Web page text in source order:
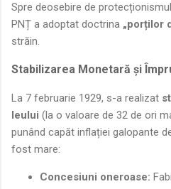
Spre deosebire de
PNȚ a adoptat doctrina „porților
străin.
Stabilizarea Monetară și
La 7 februarie 1929, s-a realizat
leului (la o valoare de 32 de ori
punând capăt inflației galopante
fost mare:
Concesiuni oneroase: